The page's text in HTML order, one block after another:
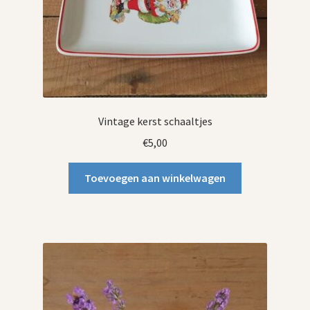
Vintage kerst schaaltjes
€5,00
Toevoegen aan winkelwagen